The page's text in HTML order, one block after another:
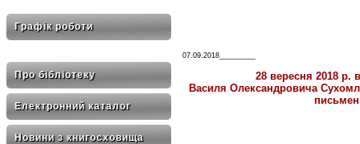
Графік роботи
Про бібліотеку
Електронний каталог
Новини з книгосховища
07.09.2018_________
28 вересня 2018 р.
Василя Олександровича